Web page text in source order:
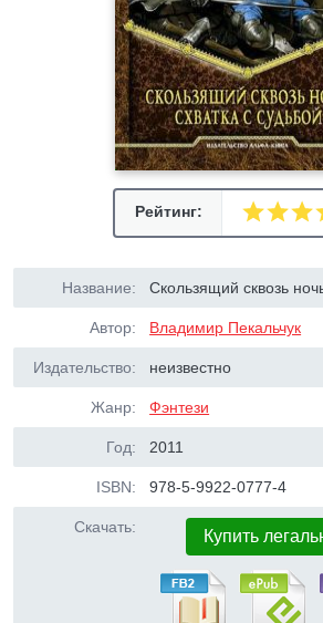
Рейтинг:
Название: Скользящий сквозь
Автор: Владимир Пекальчук
Издательство: неизвестно
Жанр: Фэнтези
Год: 2011
ISBN: 978-5-9922-0777-4
Скачать: Купить